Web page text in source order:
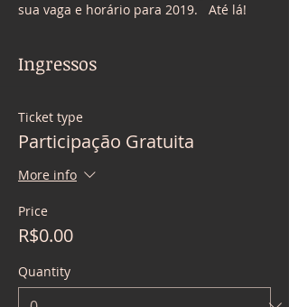
sua vaga e horário para 2019.   Até lá!
Ingressos
Ticket type
Participação Gratuita
More info
Price
R$0.00
Quantity